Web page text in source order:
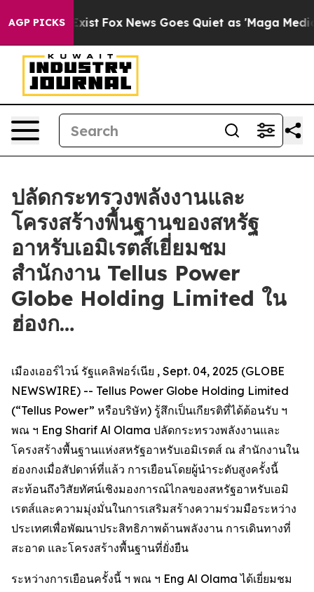
AGP PICKS
Fox News Goes Quiet as 'Maga Media Pipeline'
ปลัดกระทรวงพลังงานและ
โครงสร้างพื้นฐานของสหรัฐ
อาหรับเอมิเรตส์เยี่ยมชม
สำนักงาน Tellus Power
Globe Holding Limited ใน
ฮ่องก…
เมืองเออร์ไวน์ รัฐแคลิฟอร์เนีย , Sept. 04, 2025 (GLOBE
NEWSWIRE) -- Tellus Power Globe Holding Limited
(“Tellus Power” หรือบริษัท) รู้สึกเป็นเกียรติที่ได้ต้อนรับ ฯ
พณ ฯ Eng Sharif Al Olama ปลัดกระทรวงพลังงานและ
โครงสร้างพื้นฐานแห่งสหรัฐอาหรับเอมิเรตส์ ณ สำนักงานใน
ฮ่องกงเมื่อสัปดาห์ที่แล้ว การเยือนโดยผู้นำระดับสูงครั้งนี้
สะท้อนถึงวิสัยทัศน์เชิงมองการณ์ไกลของสหรัฐอาหรับเอมิ
เรตส์และความมุ่งมั่นในการเสริมสร้างความร่วมมือระหว่าง
ประเทศเพื่อพัฒนาประสิทธิภาพด้านพลังงาน การเดินทางที่
สะอาด และโครงสร้างพื้นฐานที่ยั่งยืน
ระหว่างการเยือนครั้งนี้ ฯ พณ ฯ Eng Al Olama ได้เยี่ยมชม